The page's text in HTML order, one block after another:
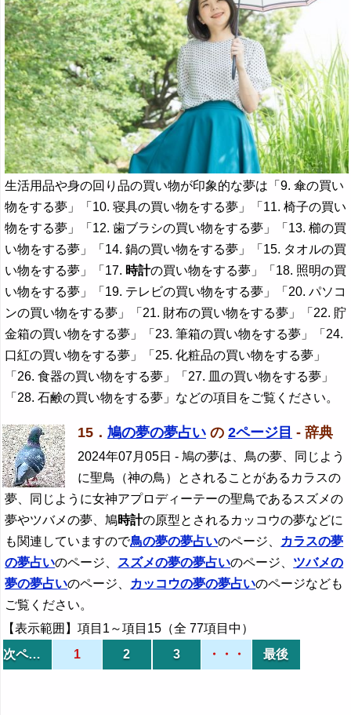
生活用品や身の回り品の買い物が印象的な夢は「9. 傘の買い
物をする夢」「10. 寝具の買い物をする夢」「11. 椅子の買い
物をする夢」「12. 歯ブラシの買い物をする夢」「13. 櫛の買
い物をする夢」「14. 鍋の買い物をする夢」「15. タオルの買
い物をする夢」「17. 時計の買い物をする夢」「18. 照明の買
い物をする夢」「19. テレビの買い物をする夢」「20. パソコ
ンの買い物をする夢」「21. 財布の買い物をする夢」「22. 貯
金箱の買い物をする夢」「23. 筆箱の買い物をする夢」「24.
口紅の買い物をする夢」「25. 化粧品の買い物をする夢」
「26. 食器の買い物をする夢」「27. 皿の買い物をする夢」
「28. 石鹸の買い物をする夢」などの項目をご覧ください。
15． 鳩の夢の夢占い の 2ページ目 - 辞典
2024年07月05日 - 鳩の夢は、鳥の夢、同じよう
に聖鳥（神の鳥）とされることがあるカラスの
夢、同じように女神アプロディーテーの聖鳥であるスズメの
夢やツバメの夢、鳩時計の原型とされるカッコウの夢などに
も関連していますので鳥の夢の夢占いのページ、
カラスの夢
の夢占いのページ、 スズメの夢の夢占いのページ、 ツバメの
夢の夢占いのページ、 カッコウの夢の夢占いのページなども
ご覧ください。
【表示範囲】項目1～項目15（全 77項目中）
次ページ
1 2 3 ・・・ 最後